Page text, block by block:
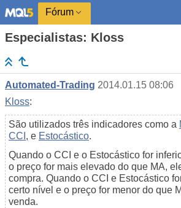
Fórum
Especialistas: Kloss
Automated-Trading 2014.01.15 08:06
Kloss:
São utilizados três indicadores como a
CCI , e Estocástico.
Quando o CCI e o Estocástico for
o preço for mais elevado do que МА,
compra. Quando o CCI e Estocástico
certo nível e o preço for menor do que
venda.